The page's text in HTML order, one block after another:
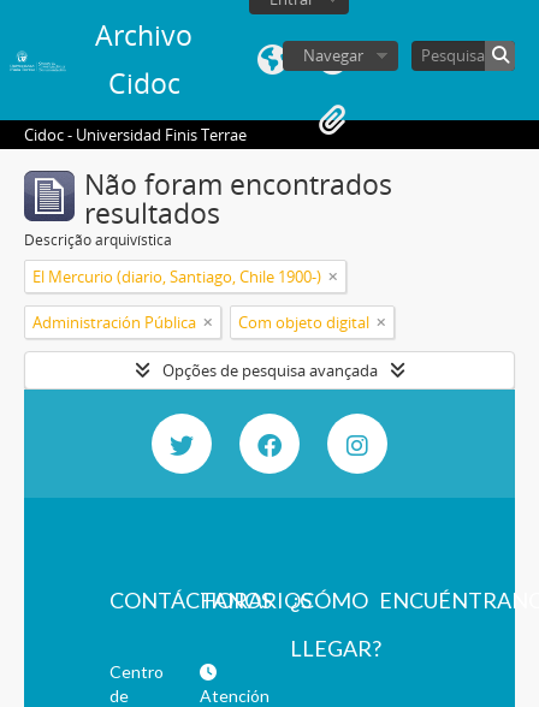
Archivo
Cidoc
Navegar
Cidoc - Universidad Finis Terrae
Não foram encontrados
resultados
Descrição arquivística
El Mercurio (diario, Santiago, Chile 1900-)
Administración Pública Com objeto digital
Opções de pesquisa avançada
CONTÁCTANOS
Centro
de
HORARIOS
Atención
¿CÓMO
LLEGAR?